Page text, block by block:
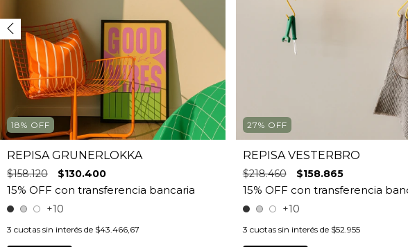
18% OFF
REPISA GRUNERLOKKA
$158.120 $130.400
+10
3 cuotas sin interés de $43.466,67
27% OFF
REPISA VESTERBRO
$218.460 $158.865
+10
3 cuotas sin interés de $52.955